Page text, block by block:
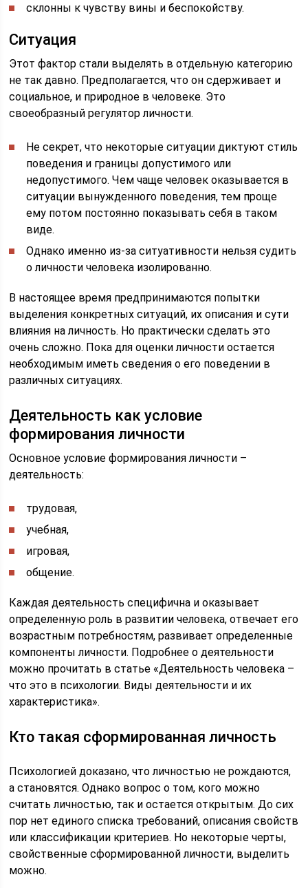
склонны к чувству вины и беспокойству.
Ситуация
Этот фактор стали выделять в отдельную категорию
не так давно. Предполагается, что он сдерживает и
социальное, и природное в человеке. Это
своеобразный регулятор личности.
Не секрет, что некоторые ситуации диктуют стиль
поведения и границы допустимого или
недопустимого. Чем чаще человек оказывается в
ситуации вынужденного поведения, тем проще
ему потом постоянно показывать себя в таком
виде.
Однако именно из-за ситуативности нельзя судить
о личности человека изолированно.
В настоящее время предпринимаются попытки
выделения конкретных ситуаций, их описания и сути
влияния на личность. Но практически сделать это
очень сложно. Пока для оценки личности остается
необходимым иметь сведения о его поведении в
различных ситуациях.
Деятельность как условие
формирования личности
Основное условие формирования личности –
деятельность:
трудовая,
учебная,
игровая,
общение.
Каждая деятельность специфична и оказывает
определенную роль в развитии человека, отвечает его
возрастным потребностям, развивает определенные
компоненты личности. Подробнее о деятельности
можно прочитать в статье «Деятельность человека –
что это в психологии. Виды деятельности и их
характеристика».
Кто такая сформированная личность
Психологией доказано, что личностью не рождаются,
а становятся. Однако вопрос о том, кого можно
считать личностью, так и остается открытым. До сих
пор нет единого списка требований, описания свойств
или классификации критериев. Но некоторые черты,
свойственные сформированной личности, выделить
можно.